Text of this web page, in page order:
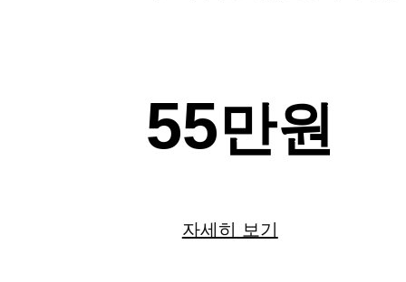
55만원
자세히 보기